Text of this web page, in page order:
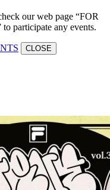
our web page “FOR
participate any events.
CLOSE